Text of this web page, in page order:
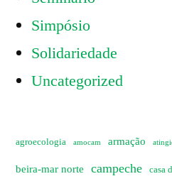
Simpósio
Solidariedade
Uncategorized
agroecologia amocam armação
beira-mar norte campeche casa